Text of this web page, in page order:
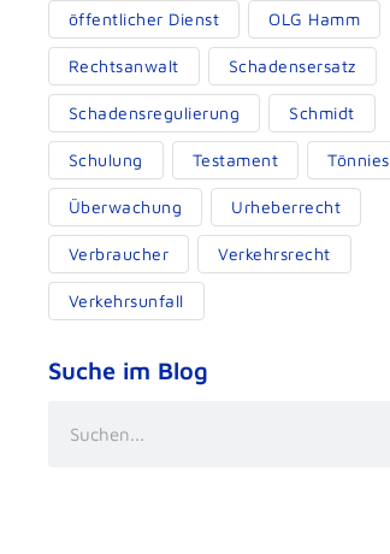
öffentlicher Dienst OLG Hamm
Rechtsanwalt Schadensersatz
Schadensregulierung Schmidt
Schulung Testament Tönnies
Überwachung Urheberrecht
Verbraucher Verkehrsrecht
Verkehrsunfall
Suche im Blog